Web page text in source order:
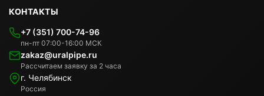
КОНТАКТЫ
+7 (351) 700-74-96
пн-пт 07:00-16:00 МСК
zakaz@uralpipe.ru
Рассчитаем заявку за 2 часа
г. Челябинск
Россия